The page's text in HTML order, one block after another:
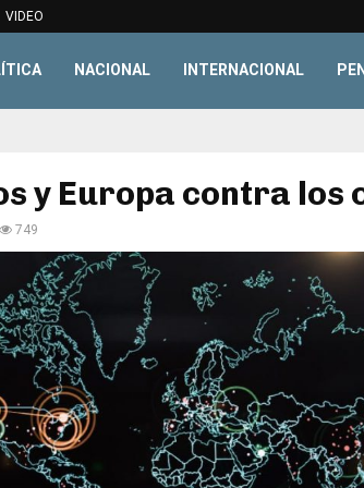
VIDEO
NACIONAL INTERNACIONAL
y Europa contra los
749